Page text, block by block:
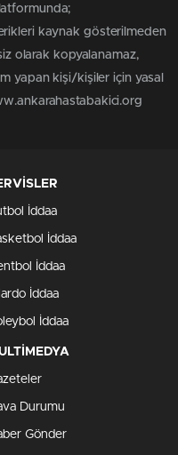
kaynak gösterilmeden
olarak kopyalanamaz,
yapan kişi/kişiler için yasal
İddaa
İddaa
İddaa
İddaa
İddaa
Durumu
Gönder